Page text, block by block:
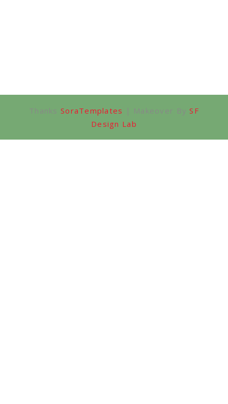
Thanks SoraTemplates | Makeover BySF
Design Lab